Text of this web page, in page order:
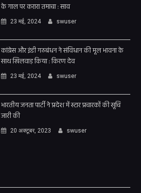
के गाल पर करारा तमाचा : साव
23 मई, 2024 swuser
कांग्रेस और इंडी गठबंधन ने संविधान की मूल भावना के
साथ खिलवाड़ किया : किरण देव
23 मई, 2024 swuser
भारतीय जनता पार्टी ने प्रदेश में स्टार प्रचारकों की सूचि
जारी की
20 अक्टूबर, 2023 swuser